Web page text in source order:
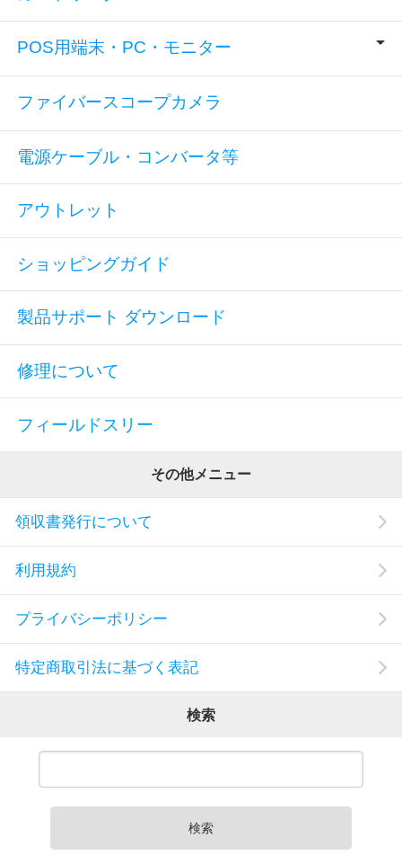
POS用端末・PC・モニター
ファイバースコープカメラ
電源ケーブル・コンバータ等
アウトレット
ショッピングガイド
製品サポート ダウンロード
修理について
フィールドスリー
その他メニュー
領収書発行について
利用規約
プライバシーポリシー
特定商取引法に基づく表記
検索
検索